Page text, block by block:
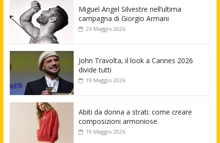
Miguel Angel Silvestre nell’ultima
campagna di Giorgio Armani
26 Maggio 2026
John Travolta, il look a Cannes 2026
divide tutti
19 Maggio 2026
Abiti da donna a strati: come creare
composizioni armoniose
19 Maggio 2026